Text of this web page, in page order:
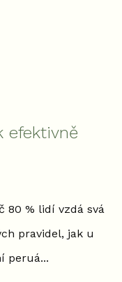
efektivně
80 % lidí vzdá svá
pravidel, jak u
peruá...